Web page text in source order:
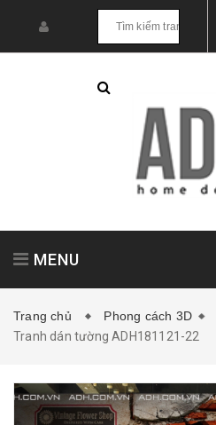
MENU
Tranh treo tường
Trang chủ
Phong cách 3D
Tranh dán tường ADH181121-22